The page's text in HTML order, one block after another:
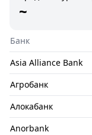
~
Банк
Asia Alliance Bank
Агробанк
Алокабанк
Anorbank